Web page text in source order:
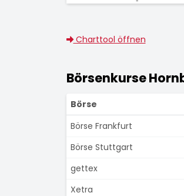
Charttool öffnen
Börsenkurse
Börse
Börse Frankfurt
Börse Stuttgart
gettex
Xetra